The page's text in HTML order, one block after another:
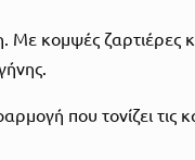
κομψές ζαρτιέρες
που τονίζει τις